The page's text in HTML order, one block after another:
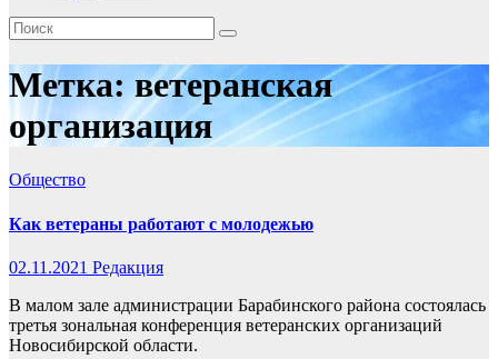
Метка:ветеранская
организация
Общество
Как ветераны работают с молодежью
02.11.2021 Редакция
В малом зале администрации Барабинского района состоялась
третья зональная конференция ветеранских организаций
Новосибирской области.